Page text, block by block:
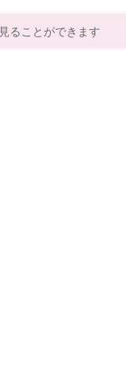
ることができます